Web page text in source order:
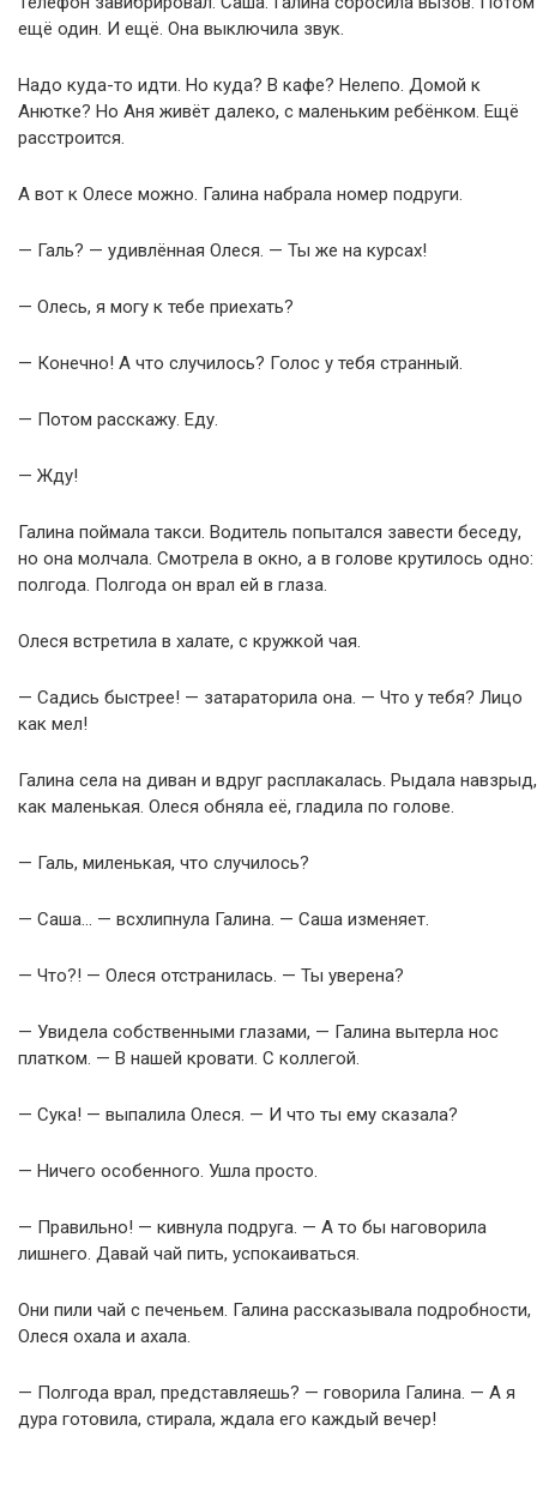
ещё один. И ещё. Она выключила звук.
Надо куда-то идти. Но куда? В кафе? Нелепо. Домой к
Анютке? Но Аня живёт далеко, с маленьким ребёнком. Ещё
расстроится.
А вот к Олесе можно. Галина набрала номер подруги.
— Галь? — удивлённая Олеся. — Ты же на курсах!
— Олесь, я могу к тебе приехать?
— Конечно! А что случилось? Голос у тебя странный.
— Потом расскажу. Еду.
— Жду!
Галина поймала такси. Водитель попытался завести беседу,
но она молчала. Смотрела в окно, а в голове крутилось одно:
полгода. Полгода он врал ей в глаза.
Олеся встретила в халате, с кружкой чая.
— Садись быстрее! — затараторила она. — Что у тебя? Лицо
как мел!
Галина села на диван и вдруг расплакалась. Рыдала навзрыд,
как маленькая. Олеся обняла её, гладила по голове.
— Галь, миленькая, что случилось?
— Саша… — всхлипнула Галина. — Саша изменяет.
— Что?! — Олеся отстранилась. — Ты уверена?
— Увидела собственными глазами, — Галина вытерла нос
платком. — В нашей кровати. С коллегой.
— Сука! — выпалила Олеся. — И что ты ему сказала?
— Ничего особенного. Ушла просто.
— Правильно! — кивнула подруга. — А то бы наговорила
лишнего. Давай чай пить, успокаиваться.
Они пили чай с печеньем. Галина рассказывала подробности,
Олеся охала и ахала.
— Полгода врал, представляешь? — говорила Галина. — А я
дура готовила, стирала, ждала его каждый вечер!